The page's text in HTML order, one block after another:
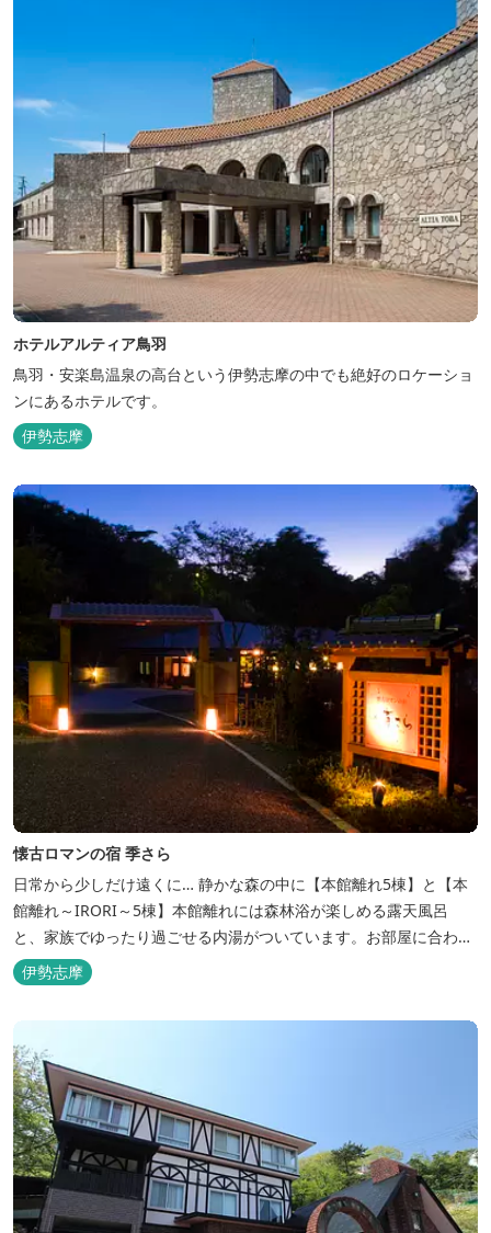
ホテルアルティア鳥羽
鳥羽・安楽島温泉の高台という伊勢志摩の中でも絶好のロケーショ
ンにあるホテルです。
伊勢志摩
懐古ロマンの宿 季さら
日常から少しだけ遠くに… 静かな森の中に【本館離れ5棟】と【本
館離れ～IRORI～5棟】本館離れには森林浴が楽しめる露天風呂
と、家族でゆったり過ごせる内湯がついています。お部屋に合わせ
た様々なプランがございます。
伊勢志摩